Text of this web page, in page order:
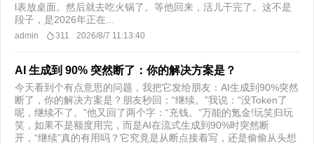
l表放桌面。然后就去吃火锅了。等他回来，活儿干完了。这不是
段子，是2026年正在...
admin 311 2026/8/7 11:13:40
AI 生成到 90% 突然断了：你的解决方案是？
今天看到个有点意思的问题，我把它发给朋友：AI生成到90%突然
断了，你的解决方案是？朋友秒回：“继续。”我说：“没Token了
呢，继续不了。”他又回了两个字：“充钱。”万能的氪金!玩笑归玩
笑，如果不是额度用完，而是AI在流式生成到90%时突然断
开，“继续”真的有用吗？它究竟是从断点接着写，还是偷偷从头想